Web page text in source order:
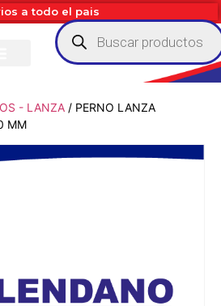
a todo el pais
- LANZA / PERNO LANZA
MM